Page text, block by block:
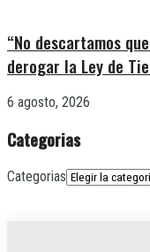
“No descartamos
derogar la Ley de
6 agosto, 2026
Categorias
Categorias